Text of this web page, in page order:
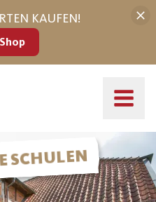
KAUFEN!
SCHULEN